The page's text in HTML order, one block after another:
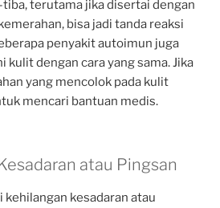
terutama jika disertai dengan
bisa jadi tanda reaksi
penyakit autoimun juga
kulit dengan cara yang sama. Jika
yang mencolok pada kulit
mencari bantuan medis.
atau Pingsan
kehilangan kesadaran atau